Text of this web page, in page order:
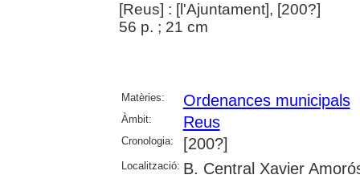
[Reus] : [l'Ajuntament], [200?]
56 p. ; 21 cm
Matèries: Ordenances municipals
Àmbit: Reus
Cronologia: [200?]
Localització: B. Central Xavier